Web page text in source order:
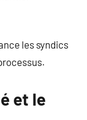
les syndics
et le